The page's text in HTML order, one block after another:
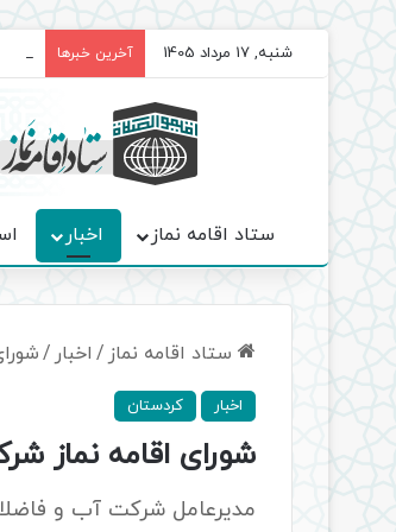
شنبه, 17 مرداد 1405 آخرین خبرها
ستاد اقامه نماز اخبار
ستاد اقامه نماز / اخبار /
اخبار کردستان
شورای اقامه نماز
مدیرعامل شرکت آب و